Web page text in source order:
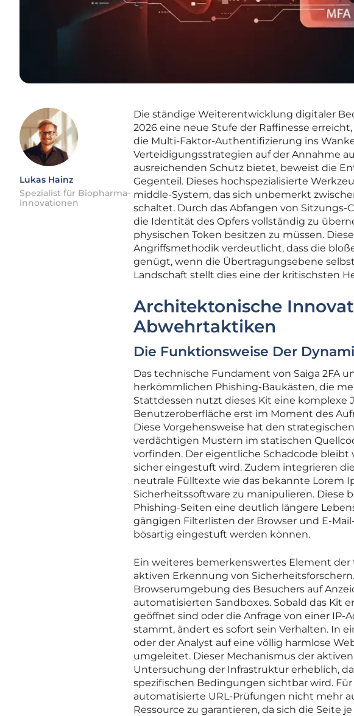
Lukas Hainz
Spezialist für Biopharma-
Innovationen
Die ständige Weiterentwicklung digitaler
2026 eine neue Stufe der Raffinesse
die Multi-Faktor-Authentifizierung ins
Verteidigungsstrategien auf der Annahme
ausreichenden Schutz bietet, beweist die
Gegenteil. Dieses hochspezialisierte
middle-System, das sich unbemerkt
schaltet. Durch das Abfangen von
die Identität des Opfers vollständig zu
physischen Token besitzen zu müssen.
Angriffsmethodik verdeutlicht, dass die
genügt, wenn die Übertragungsebene
Landschaft stellt dies eine der kritischsten
Architektonische
Abwehrtaktiken
Die Funktionsweise Der
Das technische Fundament von Saiga 2FA
herkömmlichen Phishing-Baukästen, die
Stattdessen nutzt dieses Kit eine komplexe
Benutzeroberfläche erst im Moment des
Diese Vorgehensweise hat den
verdächtigen Mustern im statischen
vorfinden. Der eigentliche Schadcode
sicher eingestuft wird. Zudem integrieren
neutrale Fülltexte wie das bekannte Lorem
Sicherheitssoftware zu manipulieren. Diese
Phishing-Seiten eine deutlich längere
gängigen Filterlisten der Browser und E-
bösartig eingestuft werden können.
Ein weiteres bemerkenswertes Element
aktiven Erkennung von
Browserumgebung des Besuchers auf
automatisierten Sandboxes. Sobald das Kit
geöffnet sind oder die Anfrage von einer IP-
stammt, ändert es sofort sein Verhalten. In
oder der Analyst auf eine völlig harmlose
umgeleitet. Dieser Mechanismus der
Untersuchung der Infrastruktur erheblich,
spezifischen Bedingungen sichtbar wird.
automatisierte URL-Prüfungen nicht mehr
Ressource zu garantieren, da sich die Seite